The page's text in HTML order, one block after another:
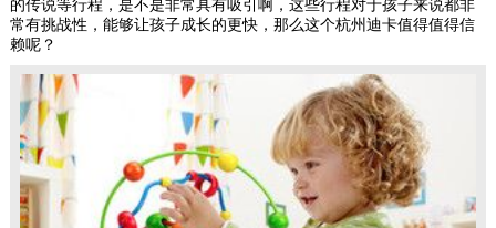
的传说等行程，是不是非常具有吸引啊，这些行程对于孩子来说都非
常有挑战性，能够让孩子成长的更快，那么这个杭州迪卡值得值得信
赖呢？